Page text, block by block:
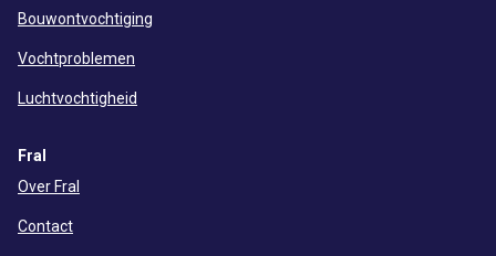
Bouwontvochtiging
Vochtproblemen
Luchtvochtigheid
Fral
Over Fral
Contact